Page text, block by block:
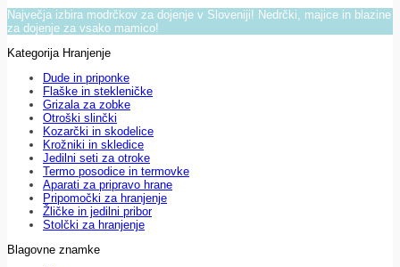
Največja izbira modrčkov za dojenje v Sloveniji! Nedrčki, majice in blazine
za dojenje za vsako mamico!
Kategorija Hranjenje
Dude in priponke
Flaške in stekleničke
Grizala za zobke
Otroški slinčki
Kozarčki in skodelice
Krožniki in skledice
Jedilni seti za otroke
Termo posodice in termovke
Aparati za pripravo hrane
Pripomočki za hranjenje
Žličke in jedilni pribor
Stolčki za hranjenje
Blagovne znamke